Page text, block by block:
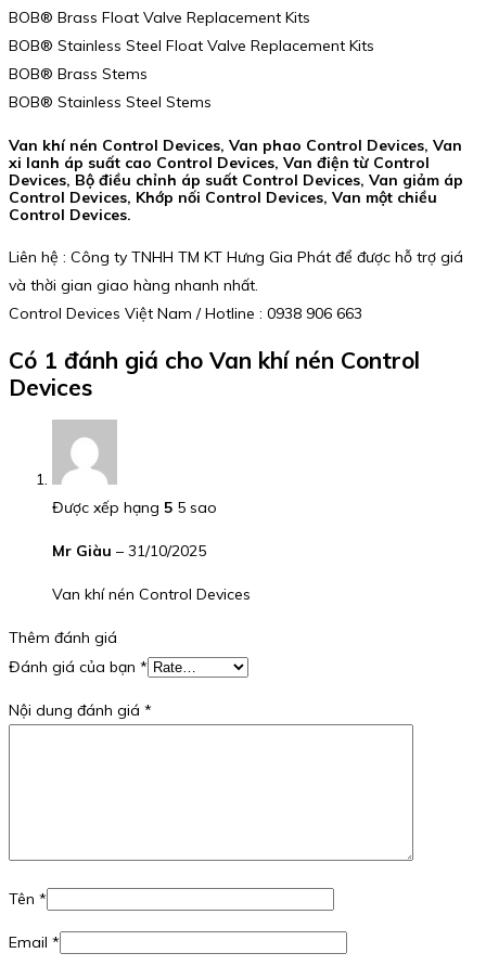
BOB® Brass Float Valve Replacement Kits
BOB® Stainless Steel Float Valve Replacement Kits
BOB® Brass Stems
BOB® Stainless Steel Stems
Van khí nén Control Devices, Van phao Control Devices, Van
xi lanh áp suất cao Control Devices, Van điện từ Control
Devices, Bộ điều chỉnh áp suất Control Devices, Van giảm áp
Control Devices, Khớp nối Control Devices, Van một chiều
Control Devices.
Liên hệ : Công ty TNHH TM KT Hưng Gia Phát để được hỗ trợ giá
và thời gian giao hàng nhanh nhất.
Control Devices Việt Nam / Hotline : 0938 906 663
Có 1 đánh giá cho Van khí nén Control
Devices
Được xếp hạng 5 5 sao
Mr Giàu – 31/10/2025
Van khí nén Control Devices
Thêm đánh giá
Đánh giá của bạn *
Nội dung đánh giá *
Tên *
Email *